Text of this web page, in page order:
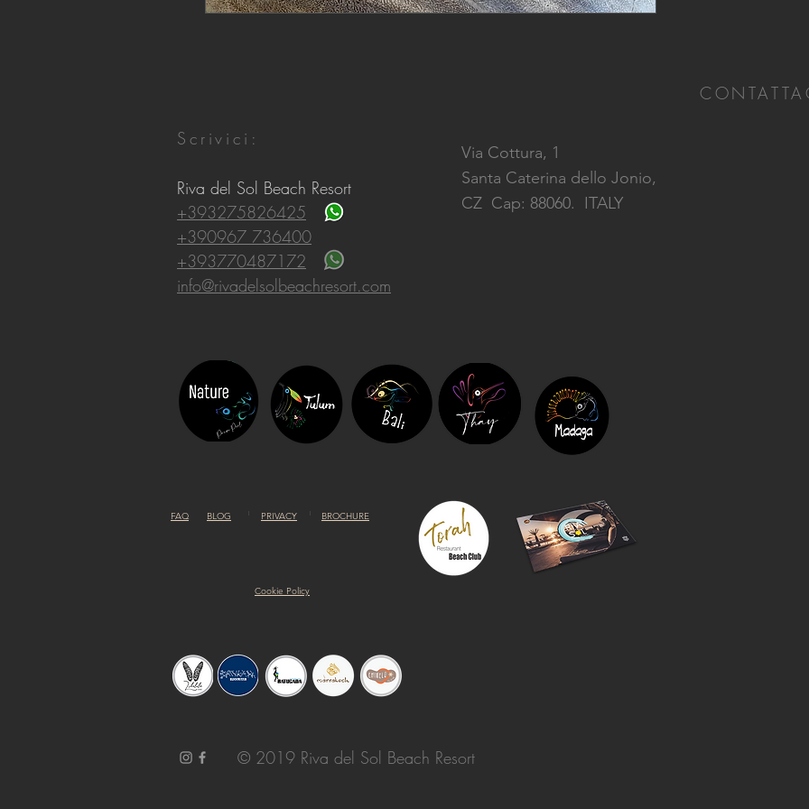
Scrivici:
Riva del Sol Beach Resort
+393275826425
+390967 736400
+393770487172
info@rivadelsolbeachresort.com
Via Cottura, 1
Santa Caterina dello Jonio,
CZ Cap: 88060. ITALY
FAQ BLOG PRIVACY BROCHURE
Cookie Policy
© 2019 Riva del Sol Beach Resort